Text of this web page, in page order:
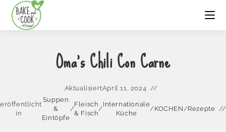
Oma’s Chili Con Carne
AktualisiertApril 11, 2024
in
Suppen
&
Eintöpfe
/
Fleisch
& Fisch
/
Internationale
Küche
/KOCHEN/Rezepte